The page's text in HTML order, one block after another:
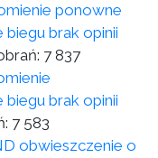
ponowne
brak opinii
7 837
brak opinii
7 583
obwieszczenie o